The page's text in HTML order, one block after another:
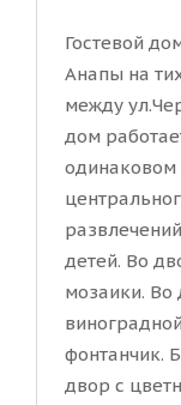
Гостевой
Анапы на
между
дом
одинаковом
детей. Во
мозаики. Во
фонтанчик.
двор с